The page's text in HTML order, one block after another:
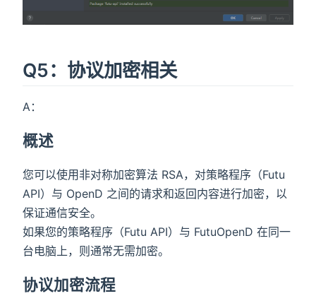
Q5：协议加密相关
A：
概述
您可以使用非对称加密算法 RSA，对策略程序（Futu
API）与 OpenD 之间的请求和返回内容进行加密，以
保证通信安全。
如果您的策略程序（Futu API）与 FutuOpenD 在同一
台电脑上，则通常无需加密。
协议加密流程